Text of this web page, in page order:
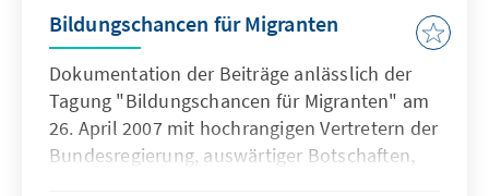
Bildungschancen für Migranten
Dokumentation der Beiträge anlässlich der
Tagung "Bildungschancen für Migranten" am
26. April 2007 mit hochrangigen Vertretern der
Bundesregierung, auswärtiger Botschaften,